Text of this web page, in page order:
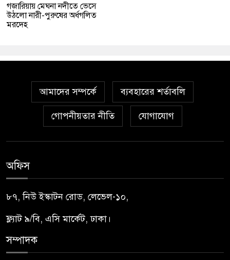
গজারিয়ায় মেঘনা নদীতে ভেসে
উঠলো নারী-পুরুষের অর্ধগলিত
মরদেহ
আমাদের সম্পর্কে ব্যবহারের শর্তাবলি
গোপনীয়তার নীতি যোগাযোগ
অফিস
৮৭, নিউ ইস্কাটন রোড, লেভেল-১০,
ফ্ল্যাট ৯/বি, এসি মার্কেট, ঢাকা।
সম্পাদক